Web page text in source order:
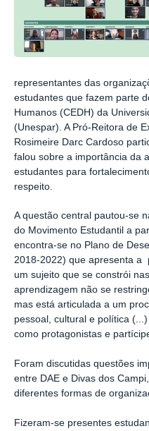
representantes das
estudantes que fazem parte
Humanos (CEDH) da
(Unespar). A Pró-Reitora de
Rosimeire Darc Cardoso
falou sobre a importância da
estudantes para
respeito.
A questão central pautou-se
do Movimento Estudantil a
encontra-se no Plano de
2018-2022) que apresenta a
um sujeito que se constrói
aprendizagem não se
mas está articulada a um
pessoal, cultural e política
como protagonistas e
Foram discutidas questões
entre DAE e Divas dos
diferentes formas de
Fizeram-se presentes